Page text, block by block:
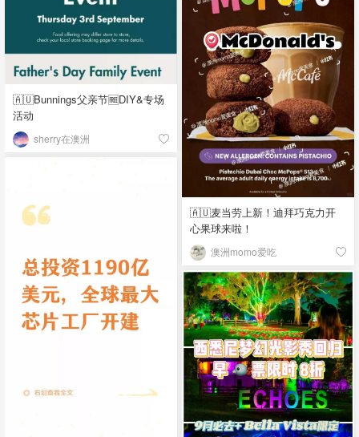
🇦🇺Bunnings父亲节🆓DIY&专场
活动
sherry在澳洲
🇦🇺麦当劳上新！迪拜巧克力开
心果球来啦！
澳洲momo爱吃